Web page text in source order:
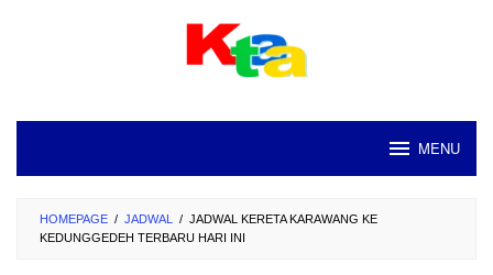
MENU
HOMEPAGE / JADWAL / JADWAL KERETA KARAWANG KE
KEDUNGGEDEH TERBARU HARI INI